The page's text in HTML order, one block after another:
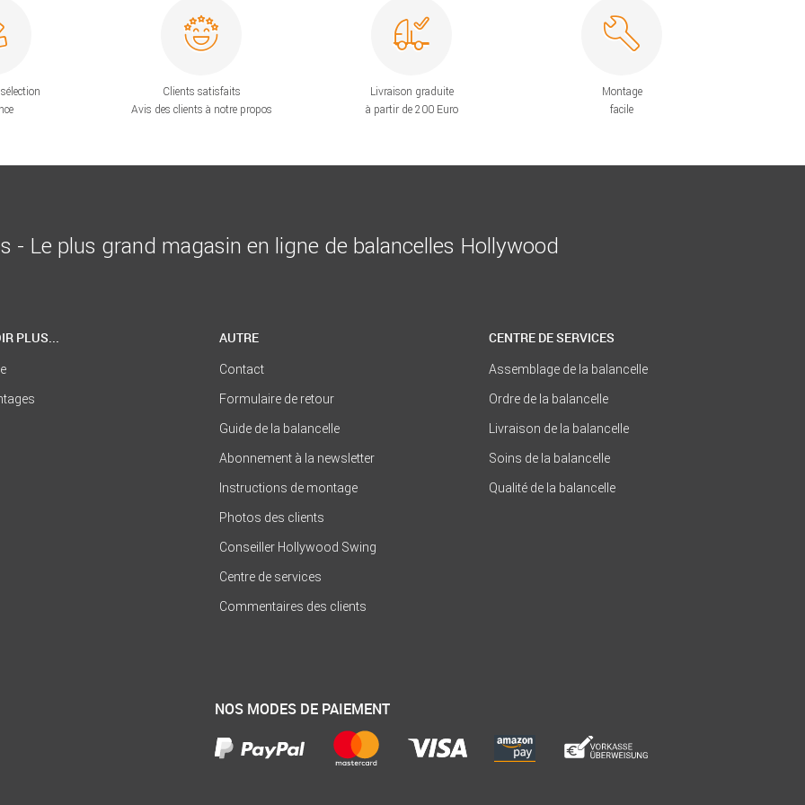
Clients satisfaits
Avis des clients à notre propos
Livraison graduite
à partir de 200 Euro
Montage
facile
- Le plus grand magasin en ligne de balancelles Hollywood
PLUS... AUTRE
Contact
Formulaire de retour
Guide de la balancelle
Abonnement à la newsletter
Instructions de montage
Photos des clients
Conseiller Hollywood Swing
Centre de services
Commentaires des clients
CENTRE DE SERVICES
Assemblage de la balancelle
Ordre de la balancelle
Livraison de la balancelle
Soins de la balancelle
Qualité de la balancelle
NOS MODES DE PAIEMENT